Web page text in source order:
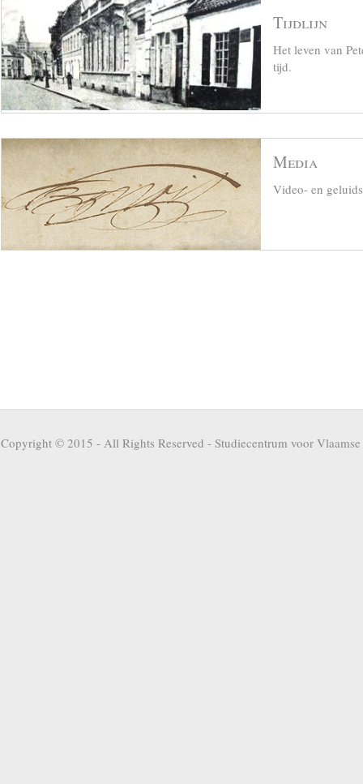
Tijdlijn
Het leven van
tijd.
Media
Video- en
Copyright © 2015 - All Rights Reserved - Studiecentrum voor